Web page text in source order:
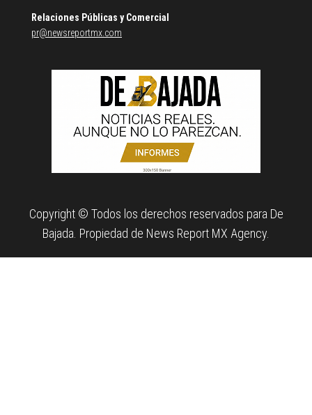
Relaciones Públicas y Comercial
pr@newsreportmx.com
Copyright © Todos los derechos reservados para De
Bajada. Propiedad de News Report MX Agency.